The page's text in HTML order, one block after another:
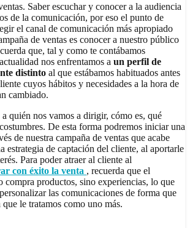
Saber escuchar y conocer a la audiencia
de la comunicación, por eso el punto de
el canal de comunicación más apropiado
de ventas es conocer a nuestro público
que, tal y como te contábamos
nos enfrentamos a un perfil de
distinto al que estábamos habituados antes
cuyos hábitos y necesidades a la hora de
cambiado.
quién nos vamos a dirigir, cómo es, qué
De esta forma podremos iniciar una
de nuestra campaña de ventas que acabe
estrategia de captación del cliente, al aportarle
Para poder atraer al cliente al
con éxito la venta , recuerda que el
compra productos, sino experiencias, lo que
las comunicaciones de forma que
le tratamos como uno más.